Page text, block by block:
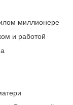
миллионере
и работой